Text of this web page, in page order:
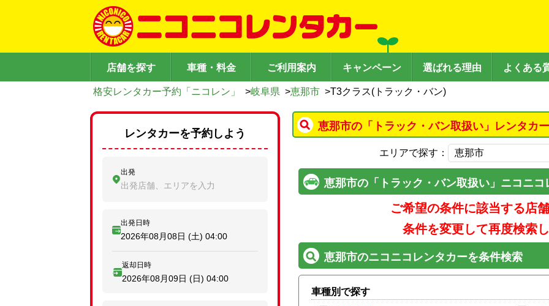
店舗を探す 車種・料金 ご利用案内 キャンペーン 選ばれる理由 よくある
格安レンタカー予約「ニコレン」 >岐阜県 >恵那市 >T3クラス(トラック・バン)
恵那市の「トラック・バン取扱い」レンタカ
エリアで探す：
恵那市の「トラック・バン取扱い」ニコニ
ご希望の条件に該当する店
条件を変更して再度検索
恵那市のニコニコレンタカーを条件検索
車種別で探す
レンタカーを予約しよう
出発
出発店舗、エリアを入力
出発日時
2026年08月08日 (土) 04:00
返却日時
2026年08月09日 (日) 04:00